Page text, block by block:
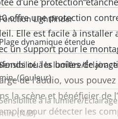
offre une protection
Elle est facile à installer
un support pour le
ou les boîtes de
de l’audio, vous
la scène et bénéficier de
pour détecter les
propriété
Lightfinder
Plage dynamique étendue
à la lumière/Éclairage
min. (Couleur)
Sensibilité à la lumière/Éclairage
(N/B)